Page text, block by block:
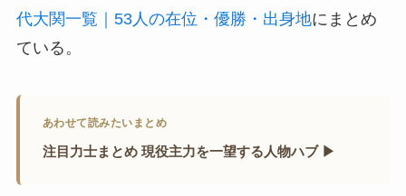
代大関一覧｜53人の在位・優勝・出身地にまとめ
ている。
あわせて読みたいまとめ
注目力士まとめ 現役主力を一望する人物ハブ ▶